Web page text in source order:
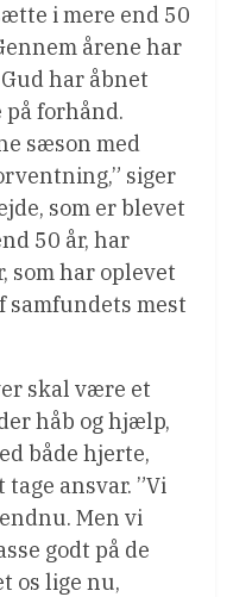
i mere end 50
årene har
har åbnet
på forhånd.
sæson med
siger
som er blevet
50 år, har
som har oplevet
samfundets mest
skal være et
håb og hjælp,
både hjerte,
ansvar. ”Vi
Men vi
godt på de
os lige nu,